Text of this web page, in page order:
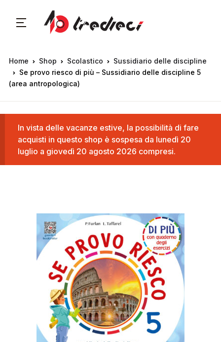
Home Shop Scolastico
Sussidiario delle discipline
Se provo riesco di più – Sussidiario delle discipline 5
(area antropologica)
In vista delle vacanze estive, la possibilità di fare
acquisti in questo shop è sospesa da lunedì 20
luglio a giovedì 20 agosto 2026 compresi.